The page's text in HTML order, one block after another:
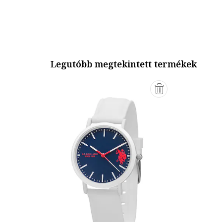
Legutóbb megtekintett termékek